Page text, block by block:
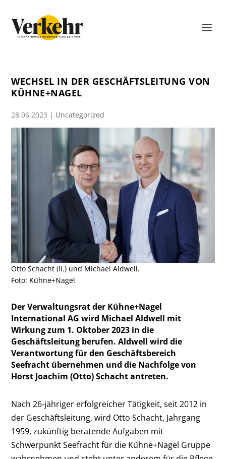
WECHSEL IN DER GESCHÄFTSLEITUNG VON
KÜHNE+NAGEL
28.06.2023 | Uncategorized
Otto Schacht (li.) und Michael Aldwell.
Foto: Kühne+Nagel
Der Verwaltungsrat der Kühne+Nagel
International AG wird Michael Aldwell mit
Wirkung zum 1. Oktober 2023 in die
Geschäftsleitung berufen. Aldwell wird die
Verantwortung für den Geschäftsbereich
Seefracht übernehmen und die Nachfolge von
Horst Joachim (Otto) Schacht antreten.
Nach 26-jähriger erfolgreicher Tätigkeit, seit 2012 in
der Geschäftsleitung, wird Otto Schacht, Jahrgang
1959, zukünftig beratende Aufgaben mit
Schwerpunkt Seefracht für die Kühne+Nagel Gruppe